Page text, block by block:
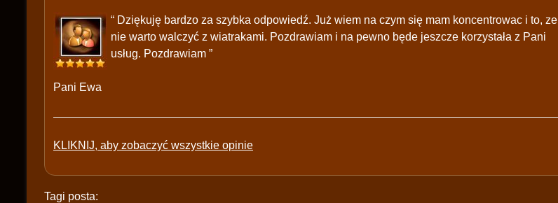
“ Dziękuję bardzo za szybka odpowiedź. Już wiem na czym się mam koncentrowac i to, ze
nie warto walczyć z wiatrakami. Pozdrawiam i na pewno będe jeszcze korzystała z Pani
usług. Pozdrawiam ”
Pani Ewa
KLIKNIJ, aby zobaczyć wszystkie opinie
Tagi posta: